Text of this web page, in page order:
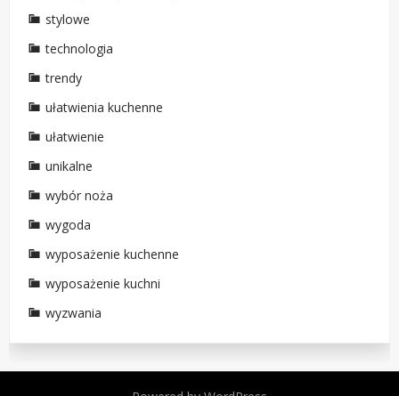
stylowe
technologia
trendy
ułatwienia kuchenne
ułatwienie
unikalne
wybór noża
wygoda
wyposażenie kuchenne
wyposażenie kuchni
wyzwania